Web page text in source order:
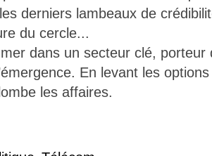
derniers lambeaux de
du cercle...
dans un secteur clé,
En levant les
les affaires.